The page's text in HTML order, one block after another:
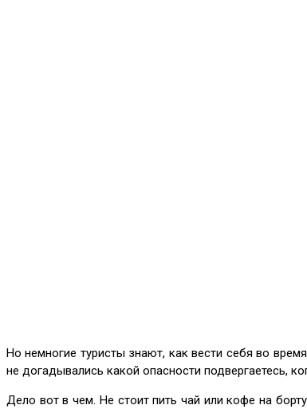
Но немногие туристы знают, как вести себя во
не догадывались какой опасности подвергаетесь,
Дело вот в чем. Не стоит пить чай или кофе на